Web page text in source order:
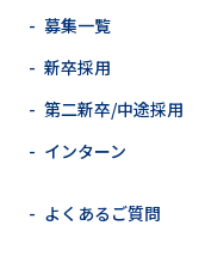
- 募集一覧
- 新卒採用
- 第二新卒/中途採用
- インターン
- よくあるご質問